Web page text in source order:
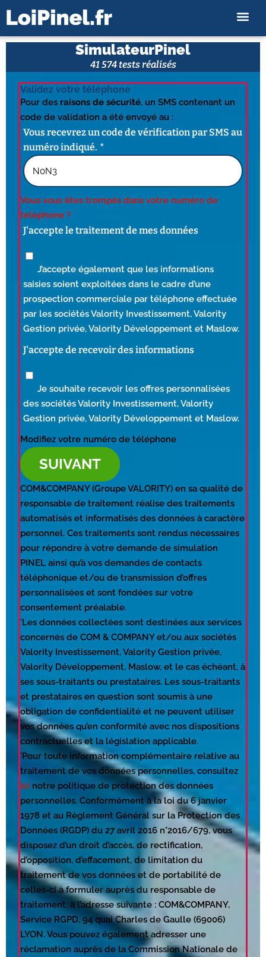
SimulateurPinel
41 574 tests réalisés
Validez votre téléphone
Pour des raisons de sécurité, un SMS contenant un
code de validation a été envoyé au :
Vous recevrez un code de vérification par SMS au
numéro indiqué.
Vous vous êtes trompés dans votre numéro de
téléphone ?
J'accepte le traitement de mes données
J’accepte également que les informations
saisies soient exploitées dans le cadre d’une
prospection commerciale par téléphone effectuée
par les sociétés Valority Investissement, Valority
Gestion privée, Valority Développement et Maslow.
J'accepte de recevoir des informations
Je souhaite recevoir les offres personnalisées
des sociétés Valority Investissement, Valority
Gestion privée, Valority Développement et Maslow.
Modifiez votre numéro de téléphone
SUIVANT
COM&COMPANY (Groupe VALORITY) en sa qualité de
responsable de traitement réalise des traitements
automatisés et informatisés des données à caractère
personnel. Ces traitements sont rendus nécessaires
pour répondre à votre demande de simulation
PINEL ainsi qu’à vos demandes de contacts
téléphonique et/ou de transmission d’offres
personnalisées et sont fondées sur votre
consentement préalable.
'Les données collectées sont destinées aux services
concernés de COM & COMPANY et/ou aux sociétés
Valority Investissement, Valority Gestion privée,
Valority Développement, Maslow, et le cas échéant, à
ses sous-traitants ou prestataires. Les sous-traitants
et prestataires en question sont soumis à une
obligation de confidentialité et ne peuvent utiliser
vos données qu’en conformité avec nos dispositions
contractuelles et la législation applicable.
'Pour toute information complémentaire relative au
traitement de vos données personnelles, consultez
ici notre politique de protection des données
personnelles. Conformément à la loi du 6 janvier
1978 et au Règlement Général sur la Protection des
Données (RGDP) du 27 avril 2016 n°2016/679, vous
disposez d’un droit d’accès, de rectification,
d’opposition, d’effacement, de limitation du
traitement de vos données et de portabilité de
celles-ci à formuler auprès du responsable de
traitement, à l’adresse suivante : COM&COMPANY,
Service RGPD, 94 quai Charles de Gaulle (69006)
LYON. Vous pouvez également adresser une
réclamation auprès de la Commission Nationale de